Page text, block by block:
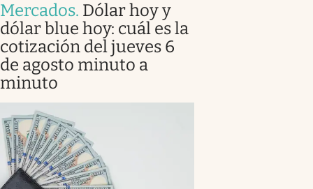
Mercados. Dólar hoy y
dólar blue hoy: cuál es la
cotización del jueves 6
de agosto minuto a
minuto